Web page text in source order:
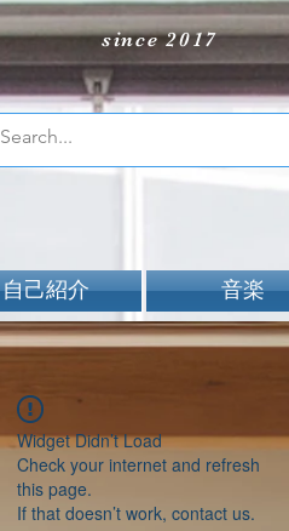
since 2017
自己紹介 音楽
Widget Didn’t Load
Check your internet and refresh
this page.
If that doesn’t work, contact us.